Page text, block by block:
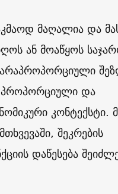
მაღალია და
ან მოაწყოს
პროპორციული და
კონტექსტი.
შეკრების
დაწესება